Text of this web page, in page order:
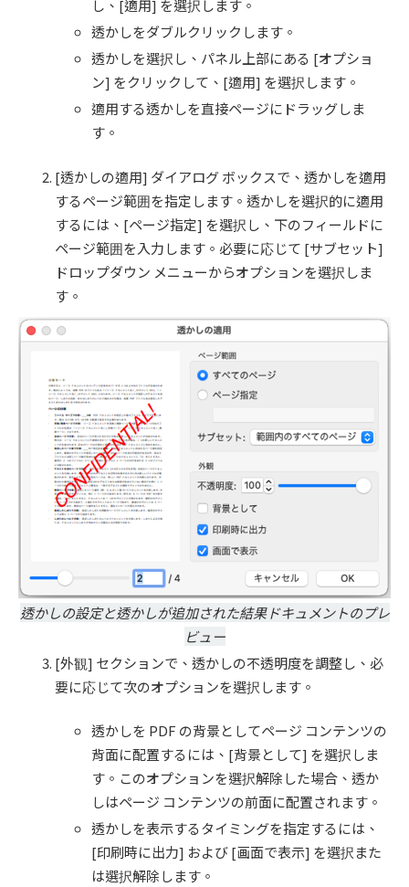
し、[適用] を選択します。
透かしをダブルクリックします。
透かしを選択し、パネル上部にある [オプショ
ン] をクリックして、[適用] を選択します。
適用する透かしを直接ページにドラッグしま
す。
[透かしの適用] ダイアログ ボックスで、透かしを適用
するページ範囲を指定します。透かしを選択的に適用
するには、[ページ指定] を選択し、下のフィールドに
ページ範囲を入力します。必要に応じて [サブセット]
ドロップダウン メニューからオプションを選択しま
す。
透かしの設定と透かしが追加された結果ドキュメントのプレ
ビュー
[外観] セクションで、透かしの不透明度を調整し、必
要に応じて次のオプションを選択します。
透かしを PDF の背景としてページ コンテンツの
背面に配置するには、[背景として] を選択しま
す。このオプションを選択解除した場合、透か
しはページ コンテンツの前面に配置されます。
透かしを表示するタイミングを指定するには、
[印刷時に出力] および [画面で表示] を選択また
は選択解除します。